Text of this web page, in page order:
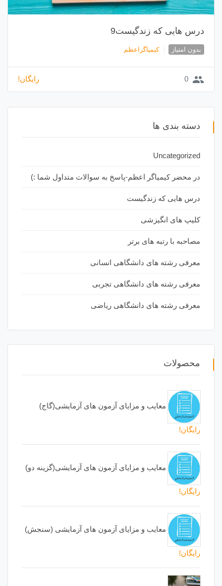
درس هایی که زندگیست9
بدون امتیاز کیمیاگراعظم
group
0 رایگان!
دسته بندی ها
Uncategorized
در محضر کیمیاگر اعظم-پاسخ به سوالات متداول شما :)
درس هایی که زندگیست
کلیپ های انگیزشی
مصاحبه با رتبه های برتر
معرفی رشته های دانشگاهی انسانی
معرفی رشته های دانشگاهی تجربی
معرفی رشته های دانشگاهی ریاضی
محصولات
معایب و مزایای آزمون های آزمایشی(گاج)
رایگان!
معایب و مزایای آزمون های آزمایشی(گزینه دو)
رایگان!
معایب و مزایای آزمون های آزمایشی (سنجش)
رایگان!